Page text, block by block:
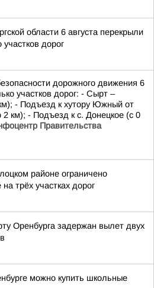
области 6 августа перекрыли
участков дорог
дорожного движения 6
участков дорог: - Сырт –
- Подъезд к хутору Южный от
км); - Подъезд к с. Донецкое (с 0
Правительства
районе ограничено
трёх участках дорог
Оренбурга задержан вылет двух
можно купить школьные